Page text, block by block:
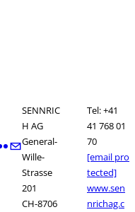
SENNRIC
H AG
General-
Wille-
Strasse
201
CH-8706
Tel: +41
41 768 01
70
[email pro
tected]
www.sen
nrichag.c